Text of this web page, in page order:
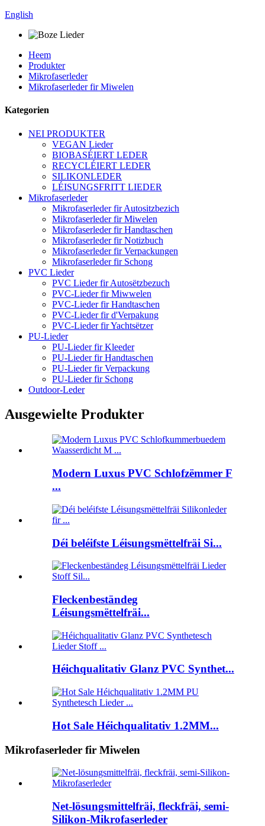
English
Heem
Produkter
Mikrofaserleder
Mikrofaserleder fir Miwelen
Kategorien
NEI PRODUKTER
VEGAN Lieder
BIOBASÉIERT LEDER
RECYCLÉIERT LEDER
SILIKONLEDER
LÉISUNGSFRITT LIEDER
Mikrofaserleder
Mikrofaserleder fir Autositzbezich
Mikrofaserleder fir Miwelen
Mikrofaserleder fir Handtaschen
Mikrofaserleder fir Notizbuch
Mikrofaserleder fir Verpackungen
Mikrofaserleder fir Schong
PVC Lieder
PVC Lieder fir Autosëtzbezuch
PVC-Lieder fir Miwwelen
PVC-Lieder fir Handtaschen
PVC-Lieder fir d'Verpakung
PVC-Lieder fir Yachtsëtzer
PU-Lieder
PU-Lieder fir Kleeder
PU-Lieder fir Handtaschen
PU-Lieder fir Verpackung
PU-Lieder fir Schong
Outdoor-Leder
Ausgewielte Produkter
Modern Luxus PVC Schlofzëmmer F
...
Déi beléifste Léisungsmëttelfräi Si...
Fleckenbeständeg
Léisungsmëttelfräi...
Héichqualitativ Glanz PVC Synthet...
Hot Sale Héichqualitativ 1.2MM...
Mikrofaserleder fir Miwelen
Net-lösungsmittelfräi, fleckfräi, semi-
Silikon-Mikrofaserleder